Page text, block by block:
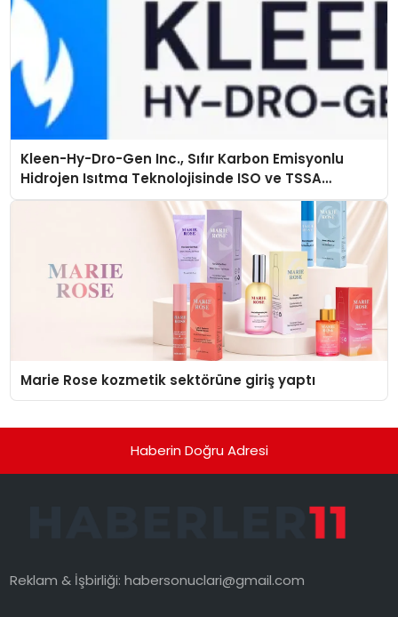
Kleen-Hy-Dro-Gen Inc., Sıfır Karbon Emisyonlu
Hidrojen Isıtma Teknolojisinde ISO ve TSSA
Düzenleyici Onaylarını Aldı
Marie Rose kozmetik sektörüne giriş yaptı
Haberin Doğru Adresi
Reklam & İşbirliği:habersonuclari@gmail.com